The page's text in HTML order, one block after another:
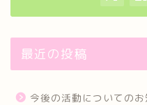
最近の投稿
今後の活動についての